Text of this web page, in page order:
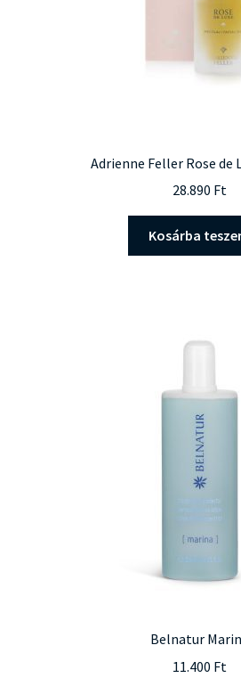
Adrienne Feller Rose de
28.890 Ft
Kosárba
Belnatur
11.400 Ft